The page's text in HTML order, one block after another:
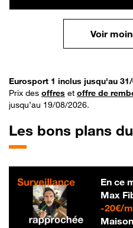
Voir
Eurosport 1 inclus jusqu'au
Prix des offres et offre de
jusqu’au 19/08/2026.
Les bons plans
En ce
Max
-20€/